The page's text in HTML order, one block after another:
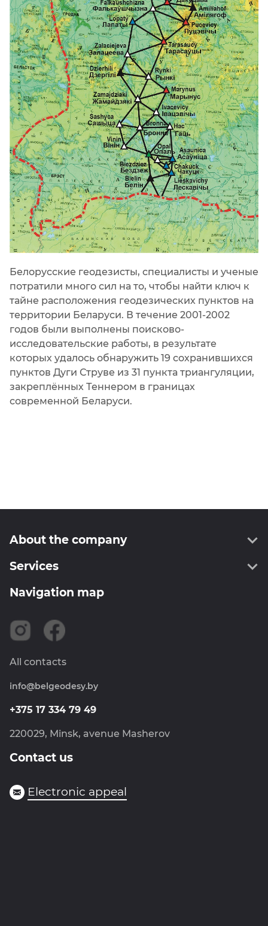
Белорусские геодезисты, специалисты и ученые
потратили много сил на то, чтобы найти ключ к
тайне расположения геодезических пунктов на
территории Беларуси. В течение 2001-2002
годов были выполнены поисково-
исследовательские работы, в результате
которых удалось обнаружить 19 сохранившихся
пунктов Дуги Струве из 31 пункта триангуляции,
закреплённых Теннером в границах
современной Беларуси.
About the company
About us
Administration
Certificates
Careers
News
Services
Geodesy
SPPS RB
Metrology
Navigation
Photogrammetry
Navigation map
Contact us
220029, Minsk, avenue Masherov
+375 17 334 79 49
info@belgeodesy.by
All contacts
Electronic appeal